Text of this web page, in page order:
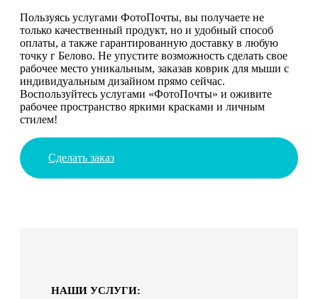
Пользуясь услугами ФотоПочты, вы получаете не
только качественный продукт, но и удобный способ
оплаты, а также гарантированную доставку в любую
точку г Белово. Не упустите возможность сделать свое
рабочее место уникальным, заказав коврик для мыши с
индивидуальным дизайном прямо сейчас.
Воспользуйтесь услугами «ФотоПочты» и оживите
рабочее пространство яркими красками и личным
стилем!
Сделать заказ
НАШИ УСЛУГИ: